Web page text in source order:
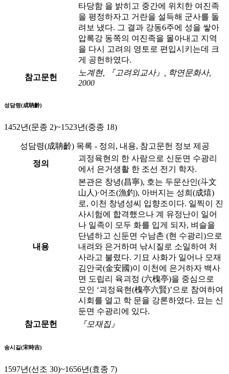
타당함 을 밝히고 중간에 위치한 여진족
을 평정하자고 거란을 설득해 군사를 돌
려보 냈다. 그 결과 강동6주에 성을 쌓아
압록강 동쪽의 여진족을 몰아내고 지역
을 다시 고려의 영토로 편입시키는데 크
게 공헌하였다.
참고문헌
노계현, 『고려외교사』, 학연문화사,
2000
성담령(成聃齡)
1452년(문종 2)~1523년(중종 18)
성담령(成聃齡) 목록 - 정의, 내용, 참고문헌 정보 제공
정의
괴정육현의 한 사람으로 신둔면 수광리
에서 은거생활 한 조선 전기 학자.
내용
본관은 창녕(昌寧), 호는 두문산인(斗文
山人)·어조(漁釣), 아버지는 성희(成熺)
로, 이천 창녕성씨 입향조이다. 일찍이 진
사시험에 합격했으나 계 유정난이 일어
나 일족이 모두 화를 입게 되자, 벼슬을
단념하고 신둔면 수남촌 (현 수광리)으로
내려와 은거하며 낚시질로 소일하여 처
사라고 불렸다. 기묘 사화가 일어나 모재
김안국(金安國)이 이천에 은거하자 백사
면 도립리 육괴정 (六槐亭)을 중심으로
모인 ‘괴정육현(槐亭六賢)’으로 참여하여
시회를 열고 학 문을 강론하였다. 묘는 신
둔면 수광리에 있다.
참고문헌
『모재집』
송시길(宋時吉)
1597년(선조 30)~1656년(효종 7)